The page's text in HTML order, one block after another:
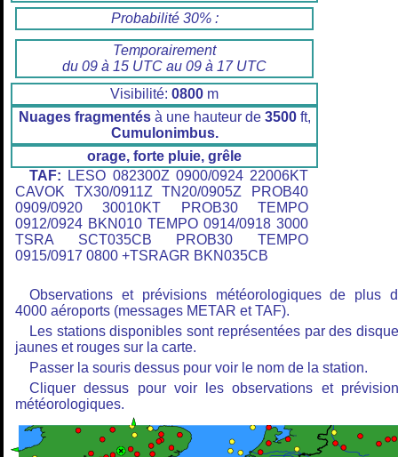
Probabilité 30% :
Temporairement
du 09 à 15 UTC au 09 à 17 UTC
Visibilité: 0800 m
Nuages fragmentésà une hauteur de 3500ft,
Cumulonimbus.
orage, forte pluie, grêle
TAF: LESO 082300Z 0900/0924 22006KT
CAVOK TX30/0911Z TN20/0905Z PROB40
0909/0920 30010KT PROB30 TEMPO
0912/0924 BKN010 TEMPO 0914/0918 3000
TSRA SCT035CB PROB30 TEMPO
0915/0917 0800 +TSRAGR BKN035CB
Observations et prévisions météorologiques de plus
4000 aéroports (messages METAR et TAF).
Les stations disponibles sont représentées par des
jaunes et rouges sur la carte.
Passer la souris dessus pour voir le nom de la station.
Cliquer dessus pour voir les observations et
météorologiques.